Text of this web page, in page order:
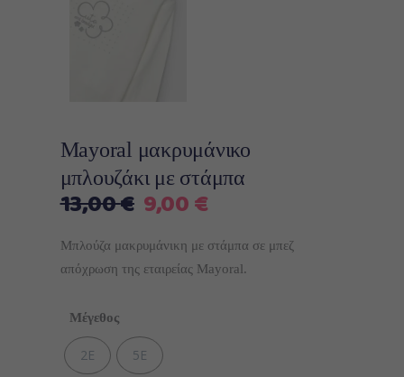
Mayoral μακρυμάνικο
μπλουζάκι με στάμπα
13,00€ Original
was:
13,00 €.
9,00€Η
τιμή
είναι:
Μπλούζα μακρυμάνικη με στάμπα σε μπεζ
απόχρωση της εταιρείας Mayoral.
Μέγεθος
2Ε 5Ε